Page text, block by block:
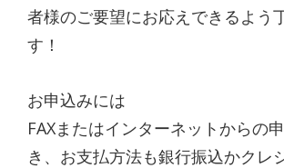
者様のご要望にお応えできるよう
す！
お申込みには
FAXまたはインターネットからの
き、お支払方法も銀行振込かクレ